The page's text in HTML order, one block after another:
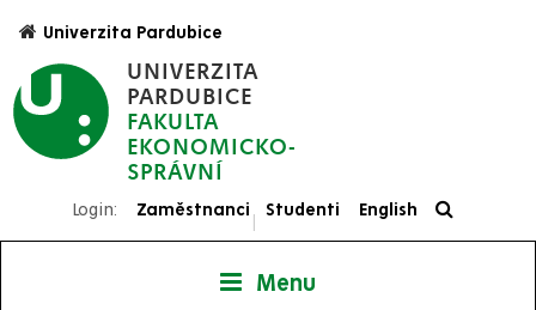
hlavnímu
obsahu
UNIVERZITA
PARDUBICE
FAKULTA
EKONOMICKO-
SPRÁVNÍ
Univerzita Pardubice
Login: Zaměstnanci
|
Studenti English
Menu